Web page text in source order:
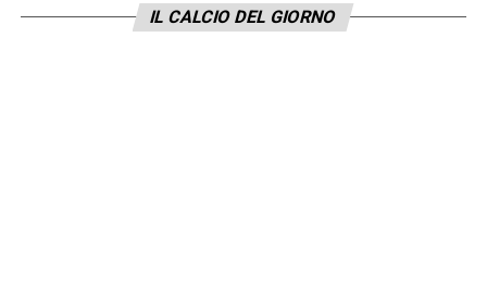
vittoria valorizza i due pareggi, era molto
IL CALCIO DEL GIORNO